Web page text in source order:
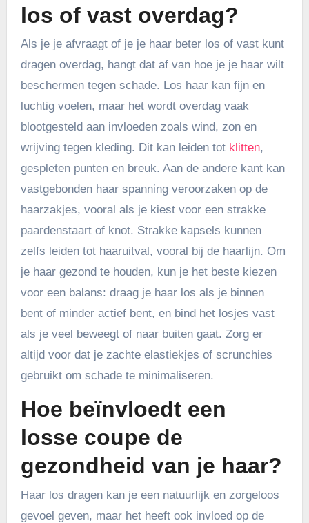
los of vast overdag?
Als je je afvraagt of je je haar beter los of vast kunt
dragen overdag, hangt dat af van hoe je je haar wilt
beschermen tegen schade. Los haar kan fijn en
luchtig voelen, maar het wordt overdag vaak
blootgesteld aan invloeden zoals wind, zon en
wrijving tegen kleding. Dit kan leiden tot klitten,
gespleten punten en breuk. Aan de andere kant kan
vastgebonden haar spanning veroorzaken op de
haarzakjes, vooral als je kiest voor een strakke
paardenstaart of knot. Strakke kapsels kunnen
zelfs leiden tot haaruitval, vooral bij de haarlijn. Om
je haar gezond te houden, kun je het beste kiezen
voor een balans: draag je haar los als je binnen
bent of minder actief bent, en bind het losjes vast
als je veel beweegt of naar buiten gaat. Zorg er
altijd voor dat je zachte elastiekjes of scrunchies
gebruikt om schade te minimaliseren.
Hoe beïnvloedt een
losse coupe de
gezondheid van je haar?
Haar los dragen kan je een natuurlijk en zorgeloos
gevoel geven, maar het heeft ook invloed op de